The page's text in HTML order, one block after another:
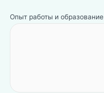
Опыт работы и образование